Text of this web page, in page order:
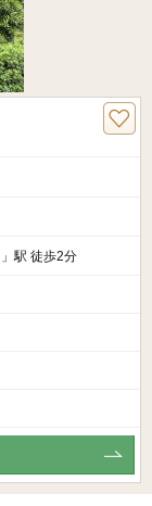
」駅 徒歩2分